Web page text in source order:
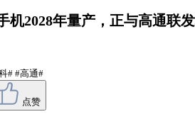
机2028年量产，正与高通联
# #高通#
点赞